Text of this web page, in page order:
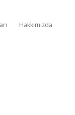
Hakkımızda